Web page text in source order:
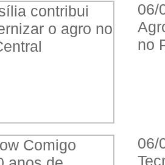
06/
no
06/